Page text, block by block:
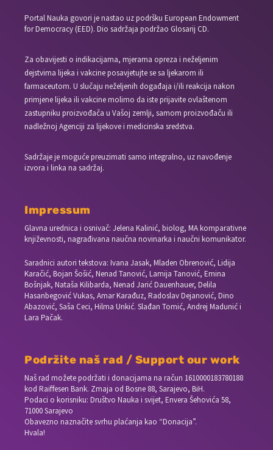
Portal Nauka govori je nastao uz podršku European Endowment
for Democracy (EED). Dio sadržaja podržao Glosarij CD.
Za obavijesti o indikacijama, mjerama opreza i neželjenim
dejstvima lijeka i vakcine posavjetujte se sa ljekarom ili
farmaceutom. U slučaju neželjenih događaja i/ili reakcija nakon
primjene lijeka ili vakcine molimo da iste prijavite ovlaštenom
zastupniku proizvođača u Vašoj zemlji, samom proizvođaču ili
nadležnoj Agenciji za lijekove i medicinska sredstva.
Sadržaje je moguće preuzimati samo integralno, uz navođenje
izvora i linka na sadržaj.
Impressum
Glavna urednica i osnivač: Jelena Kalinić, biolog, MA komparativne
književnosti, nagrađivana naučna novinarka i naučni komunikator.
Saradnici autori tekstova: Ivana Jasak, Mladen Obrenović, Lidija
Karačić, Bojan Šošić, Nenad Tanović, Lamija Tanović, Emina
Bošnjak, Nataša Kilibarda, Nenad Jarić Dauenhauer, Delila
Hasanbegović Vukas, Amar Karađuz, Radoslav Dejanović, Dino
Abazović, Saša Ceci, Hilma Unkić. Slađan Tomić, Andrej Madunić i
Lara Pačak.
Podržite naš rad / Support our work
Naš rad možete podržati i donacijama na račun 1610000183780188
kod Raiffesen Bank. Zmaja od Bosne 88, Sarajevo, BiH.
Podaci o korisniku: Društvo Nauka i svijet, Envera Šehovića 58,
71000 Sarajevo
Obavezno naznačite svrhu plaćanja kao “Donacija”.
Hvala!